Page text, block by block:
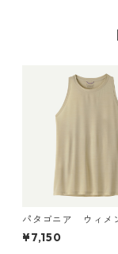
パタゴニア ウィメ
ャプリーン・クール
ラ・タンク Pumice
¥7,150